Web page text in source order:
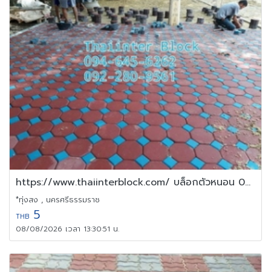
https://www.thaiinterblock.com/ บล็อกตัวหนอน 094-645 6262
*ทุ่งสง , นครศรีธรรมราช
THB 5
08/08/2026 เวลา 13:30:51 น.